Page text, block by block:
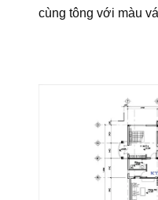
cùng tông với màu